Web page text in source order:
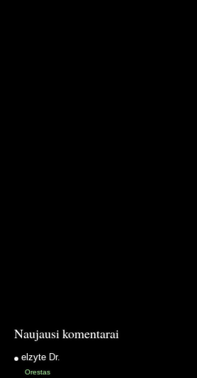
Naujausi komentarai
elzyte Dr.
Orestas